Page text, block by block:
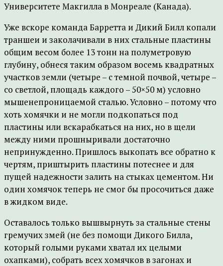
Университете Макгилла в Монреале (Канада).
Уже вскоре команда Барретта и Дикий Билл копали
траншеи и заколачивали в них стальные пластины
общим весом более 13 тонн на полуметровую
глубину, обнеся таким образом восемь квадратных
участков земли (четыре – с темной почвой, четыре –
со светлой, площадь каждого – 50×50 м) условно
мышенепроницаемой сталью. Условно – потому что
хоть хомячки и не могли подкопаться под
пластины или вскарабкаться на них, но в щели
между ними прошныривали достаточно
непринужденно. Пришлось выкопать все обратно к
чертям, приштырить пластины потеснее и для
пущей надежности залить на стыках цементом. Ни
один хомячок теперь не смог бы просочиться даже
в жидком виде.
Оставалось только вышвырнуть за стальные стены
гремучих змей (не без помощи Дикого Билла,
который голыми руками хватал их целыми
охапками), собрать всех хомячков в загонах и